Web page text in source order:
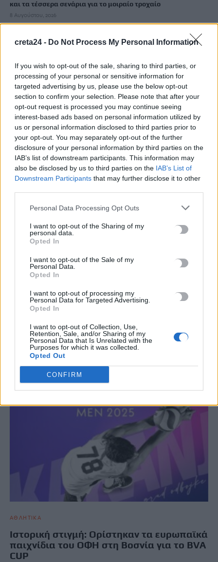
creta24 - Do Not Process My Personal Information
If you wish to opt-out of the sale, sharing to third parties, or
processing of your personal or sensitive information for
targeted advertising by us, please use the below opt-out
section to confirm your selection. Please note that after your
opt-out request is processed you may continue seeing
interest-based ads based on personal information utilized by
us or personal information disclosed to third parties prior to
your opt-out. You may separately opt-out of the further
disclosure of your personal information by third parties on the
IAB’s list of downstream participants. This information may
also be disclosed by us to third parties on the IAB’s List of
Downstream Participants that may further disclose it to other
Personal Data Processing Opt Outs
I want to opt-out of the Sharing of my
personal data.
Opted In
I want to opt-out of the Sale of my
Personal Data.
Opted In
I want to opt-out of processing my
Personal Data for Targeted Advertising.
Opted In
I want to opt-out of Collection, Use,
Retention, Sale, and/or Sharing of my
Personal Data that Is Unrelated with the
Purposes for which it was collected.
Opted Out
CONFIRM
και τα τέσσερα σενάρια για το μοιραίο τροχαίο
8 Αυγούστου, 2026
«Θέλω τον πατέρα μου»: 27χρονη παρέσυρε νύφη λίγες ώρες
8 Αυγούστου, 2026
Μίνι χωματερή το παραλιακό μέτωπο της Νέας
Αλικαρνασσού
8 Αυγούστου, 2026
Λίλα Μπακλέση: Έγινε μητέρα για πρώτη φορά
8 Αυγούστου, 2026
Φραγκίσκος Παρασύρης: «Πλήρης κυβερνητική αδιαφορία για
την Κρήτη – Απορρίπτουν το αίτημα για μόνιμο πυροσβεστικό
ελικόπτερο Erickson»
ΕΝΤΙΚ #
ΣΧΕΤΙΚΆ ΆΡΘΡΑ
ΑΘΛΗΤΙΚΑ
Ιστορική στιγμή: Ορίστηκαν τα ευρωπαϊκά
παιχνίδια του ΟΦΗ στη Βοσνία για το BVA
CUP